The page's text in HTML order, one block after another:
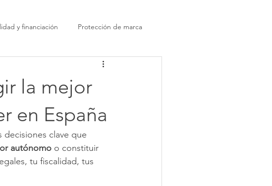
y financiación Protección de marca
la mejor
en España
decisiones clave que
autónomo o constituir
tu fiscalidad, tus